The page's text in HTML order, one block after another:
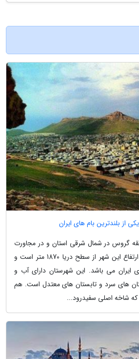
از بلندترین بام های ایران
گروس در شمال شرقی استان و در مجاورت
زنجان قرار گرفته است. ارتفاع این شهر از سطح دریا 1870 متر است و
ایران می باشد. این شهرستان دارای آب و
های سرد و تابستان های معتدل است. هم
شاخه اصلی سفیدرود...